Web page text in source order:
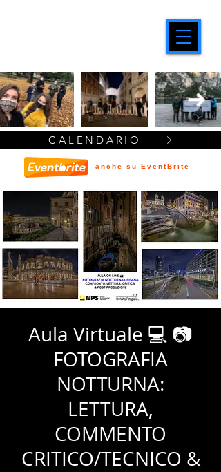
Aula Virtuale 💻 📷
FOTOGRAFIA
NOTTURNA:
LETTURA,
COMMENTO
CRITICO/TECNICO &
CALENDARIO
anche su EventBrite